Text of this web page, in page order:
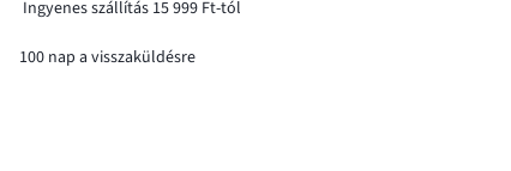
Ingyenes szállítás 15 999 Ft-tól
100 nap a visszaküldésre